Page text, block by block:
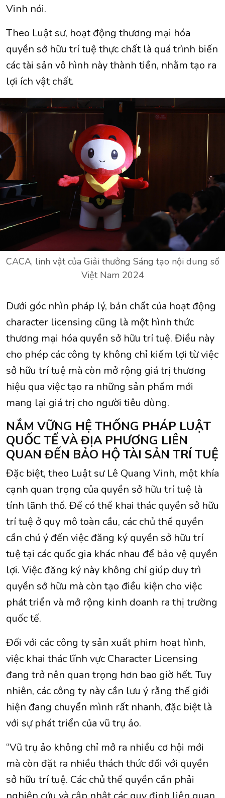
Vinh nói.
Theo Luật sư, hoạt động thương mại hóa
quyền sở hữu trí tuệ thực chất là quá trình biến
các tài sản vô hình này thành tiền, nhằm tạo ra
lợi ích vật chất.
CACA, linh vật của Giải thưởng Sáng tạo nội dung số
Việt Nam 2024
Dưới góc nhìn pháp lý, bản chất của hoạt động
character licensing cũng là một hình thức
thương mại hóa quyền sở hữu trí tuệ. Điều này
cho phép các công ty không chỉ kiếm lợi từ việc
sở hữu trí tuệ mà còn mở rộng giá trị thương
hiệu qua việc tạo ra những sản phẩm mới
mang lại giá trị cho người tiêu dùng.
NẮM VỮNG HỆ THỐNG PHÁP LUẬT
QUỐC TẾ VÀ ĐỊA PHƯƠNG LIÊN
QUAN ĐẾN BẢO HỘ TÀI SẢN TRÍ TUỆ
Đặc biệt, theo Luật sư Lê Quang Vinh, một khía
cạnh quan trọng của quyền sở hữu trí tuệ là
tính lãnh thổ. Để có thể khai thác quyền sở hữu
trí tuệ ở quy mô toàn cầu, các chủ thể quyền
cần chú ý đến việc đăng ký quyền sở hữu trí
tuệ tại các quốc gia khác nhau để bảo vệ quyền
lợi. Việc đăng ký này không chỉ giúp duy trì
quyền sở hữu mà còn tạo điều kiện cho việc
phát triển và mở rộng kinh doanh ra thị trường
quốc tế.
Đối với các công ty sản xuất phim hoạt hình,
việc khai thác lĩnh vực Character Licensing
đang trở nên quan trọng hơn bao giờ hết. Tuy
nhiên, các công ty này cần lưu ý rằng thế giới
hiện đang chuyển mình rất nhanh, đặc biệt là
với sự phát triển của vũ trụ ảo.
“Vũ trụ ảo không chỉ mở ra nhiều cơ hội mới
mà còn đặt ra nhiều thách thức đối với quyền
sở hữu trí tuệ. Các chủ thể quyền cần phải